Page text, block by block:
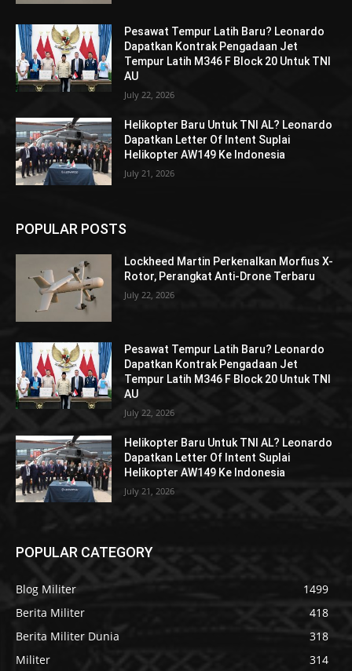
Pesawat Tempur Latih Baru? Leonardo
Dapatkan Kontrak Pengadaan Jet
Tempur Latih M346 F Block 20 Untuk TNI
AU
July 22, 2026
Helikopter Baru Untuk TNI AL? Leonardo
Dapatkan Letter Of Intent Suplai
Helikopter AW149 Ke Indonesia
July 21, 2026
POPULAR POSTS
Lockheed Martin Perkenalkan Morfius X-
Rotor, Perangkat Anti-Drone Terbaru
July 22, 2026
Pesawat Tempur Latih Baru? Leonardo
Dapatkan Kontrak Pengadaan Jet
Tempur Latih M346 F Block 20 Untuk TNI
AU
July 22, 2026
Helikopter Baru Untuk TNI AL? Leonardo
Dapatkan Letter Of Intent Suplai
Helikopter AW149 Ke Indonesia
July 21, 2026
POPULAR CATEGORY
Blog Militer
1499
Berita Militer
418
Berita Militer Dunia
318
Militer
314